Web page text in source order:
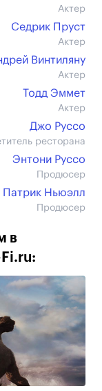
Актер
Седрик Пруст
Актер
Винтиляну
Актер
Тодд Эммет
Актер
Джо Руссо
ресторана
Энтони Руссо
Продюсер
Патрик Ньюэлл
Продюсер
в